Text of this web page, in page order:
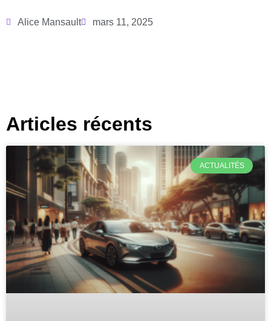
Alice Mansault mars 11, 2025
Articles récents
ACTUALITÉS